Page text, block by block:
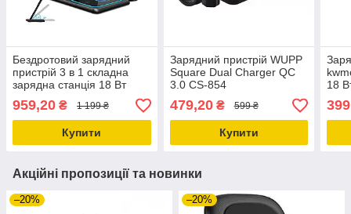
Бездротовий зарядний
пристрій 3 в 1 складна
зарядна станція 18 Вт
сумісна з apple
959,20 ₴ 1 199 ₴
Купити
Зарядний пристрій WUPP
Square Dual Charger QC
3.0 CS-854
479,20₴ 599 ₴
Купити
18
Акційні пропозиції та новинки
–20% –20%